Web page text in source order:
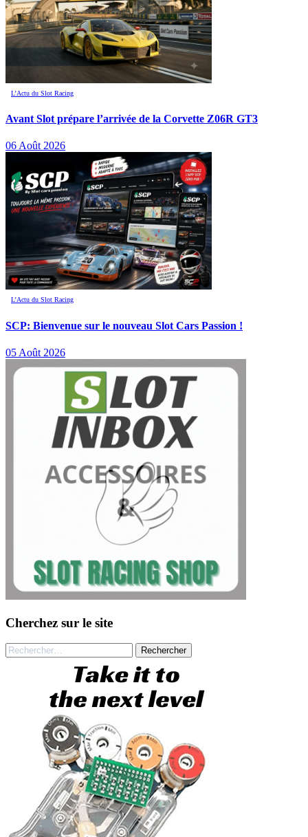
L’Actu du Slot Racing
Avant Slot prépare l’arrivée de la Corvette Z06R GT3
06 Août 2026
L’Actu du Slot Racing
SCP: Bienvenue sur le nouveau Slot Cars Passion !
05 Août 2026
Cherchez sur le site
Rechercher :